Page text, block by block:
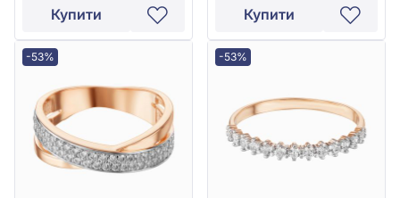
Купити Купити
-53% -53%